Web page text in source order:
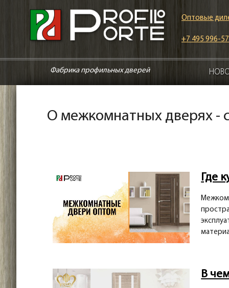
Оптовые
+7 495 996-
Фабрика профильных дверей
О межкомнатных дверях -
Где
В